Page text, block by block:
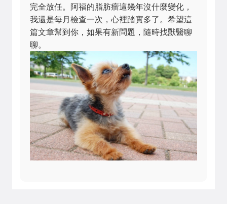
完全放任。阿福的脂肪瘤這幾年沒什麼變化，
我還是每月檢查一次，心裡踏實多了。希望這
篇文章幫到你，如果有新問題，隨時找獸醫聊
聊。